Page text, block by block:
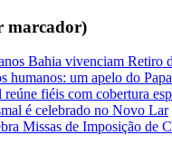
marcador)
Bahia vivenciam Retiro
humanos: um apelo do
reúne fiéis com cobertura
é celebrado no Novo Lar
Missas de Imposição de